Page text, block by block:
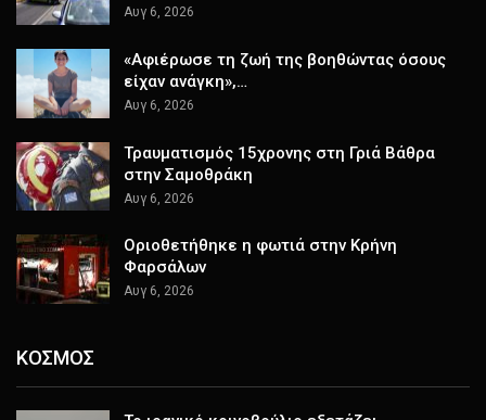
Αυγ 6, 2026
«Αφιέρωσε τη ζωή της βοηθώντας όσους
είχαν ανάγκη»,…
Αυγ 6, 2026
Τραυματισμός 15χρονης στη Γριά Βάθρα
στην Σαμοθράκη
Αυγ 6, 2026
Οριοθετήθηκε η φωτιά στην Κρήνη
Φαρσάλων
Αυγ 6, 2026
ΚΟΣΜΟΣ